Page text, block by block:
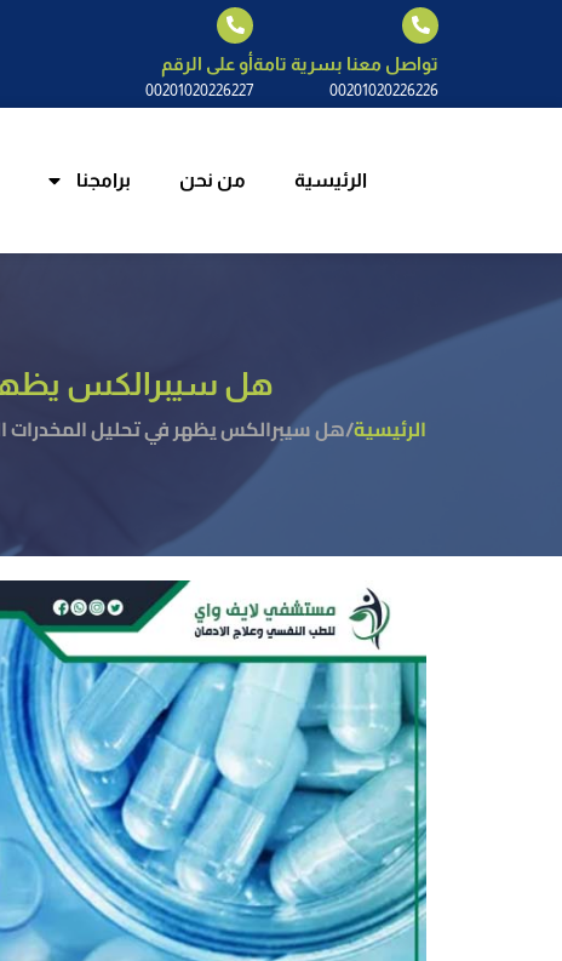
تواصل معنا بسرية تامة
00201020226226
أو على الرقم
00201020226227
الرئيسية من نحن برامجنا
هل سيبرالكس يظهر
الرئيسية/هل سيبرالكس يظهر في تحليل المخدرات